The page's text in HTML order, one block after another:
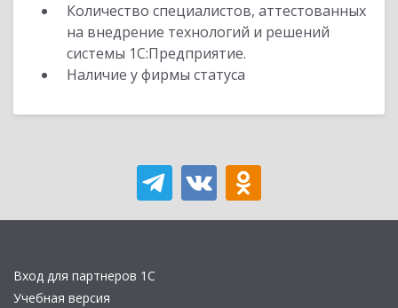
Количество специалистов, аттестованных
на внедрение технологий и решений
системы 1С:Предприятие.
Наличие у фирмы статуса
Вход для партнеров 1С
Учебная версия